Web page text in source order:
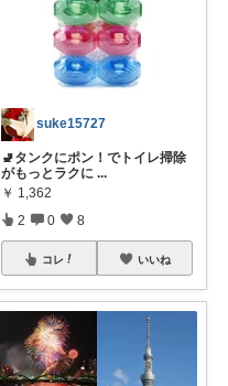
suke15727
🚽タンクにポン！でトイレ掃除
がもっとラクに ...
￥ 1,362
2 0 8
コレ いいね